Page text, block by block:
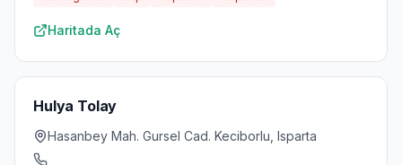
Haritada Aç
Hulya Tolay
Hasanbey Mah. Gursel Cad. Keciborlu, Isparta